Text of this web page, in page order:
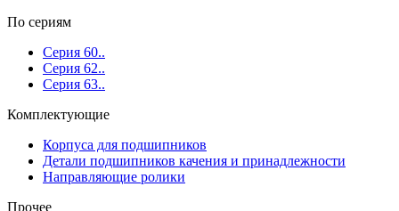
По сериям
Серия 60..
Серия 62..
Серия 63..
Комплектующие
Корпуса для подшипников
Детали подшипников качения и принадлежности
Направляющие ролики
Прочее